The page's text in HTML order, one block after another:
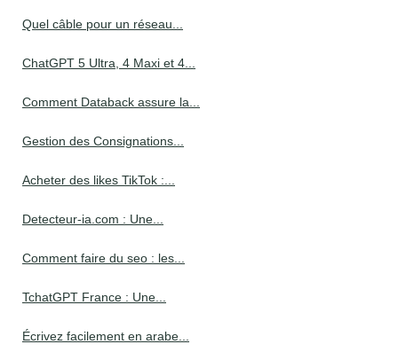
Quel câble pour un réseau...
ChatGPT 5 Ultra, 4 Maxi et 4...
Comment Databack assure la...
Gestion des Consignations...
Acheter des likes TikTok :...
Detecteur-ia.com : Une...
Comment faire du seo : les...
TchatGPT France : Une...
Écrivez facilement en arabe...